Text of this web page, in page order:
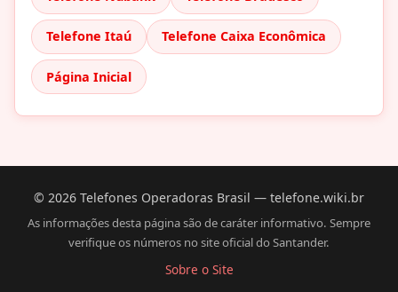
Telefone Itaú Telefone Caixa Econômica
Página Inicial
© 2026 Telefones Operadoras Brasil — telefone.wiki.br
As informações desta página são de caráter informativo. Sempre
verifique os números no site oficial do Santander.
Sobre o Site